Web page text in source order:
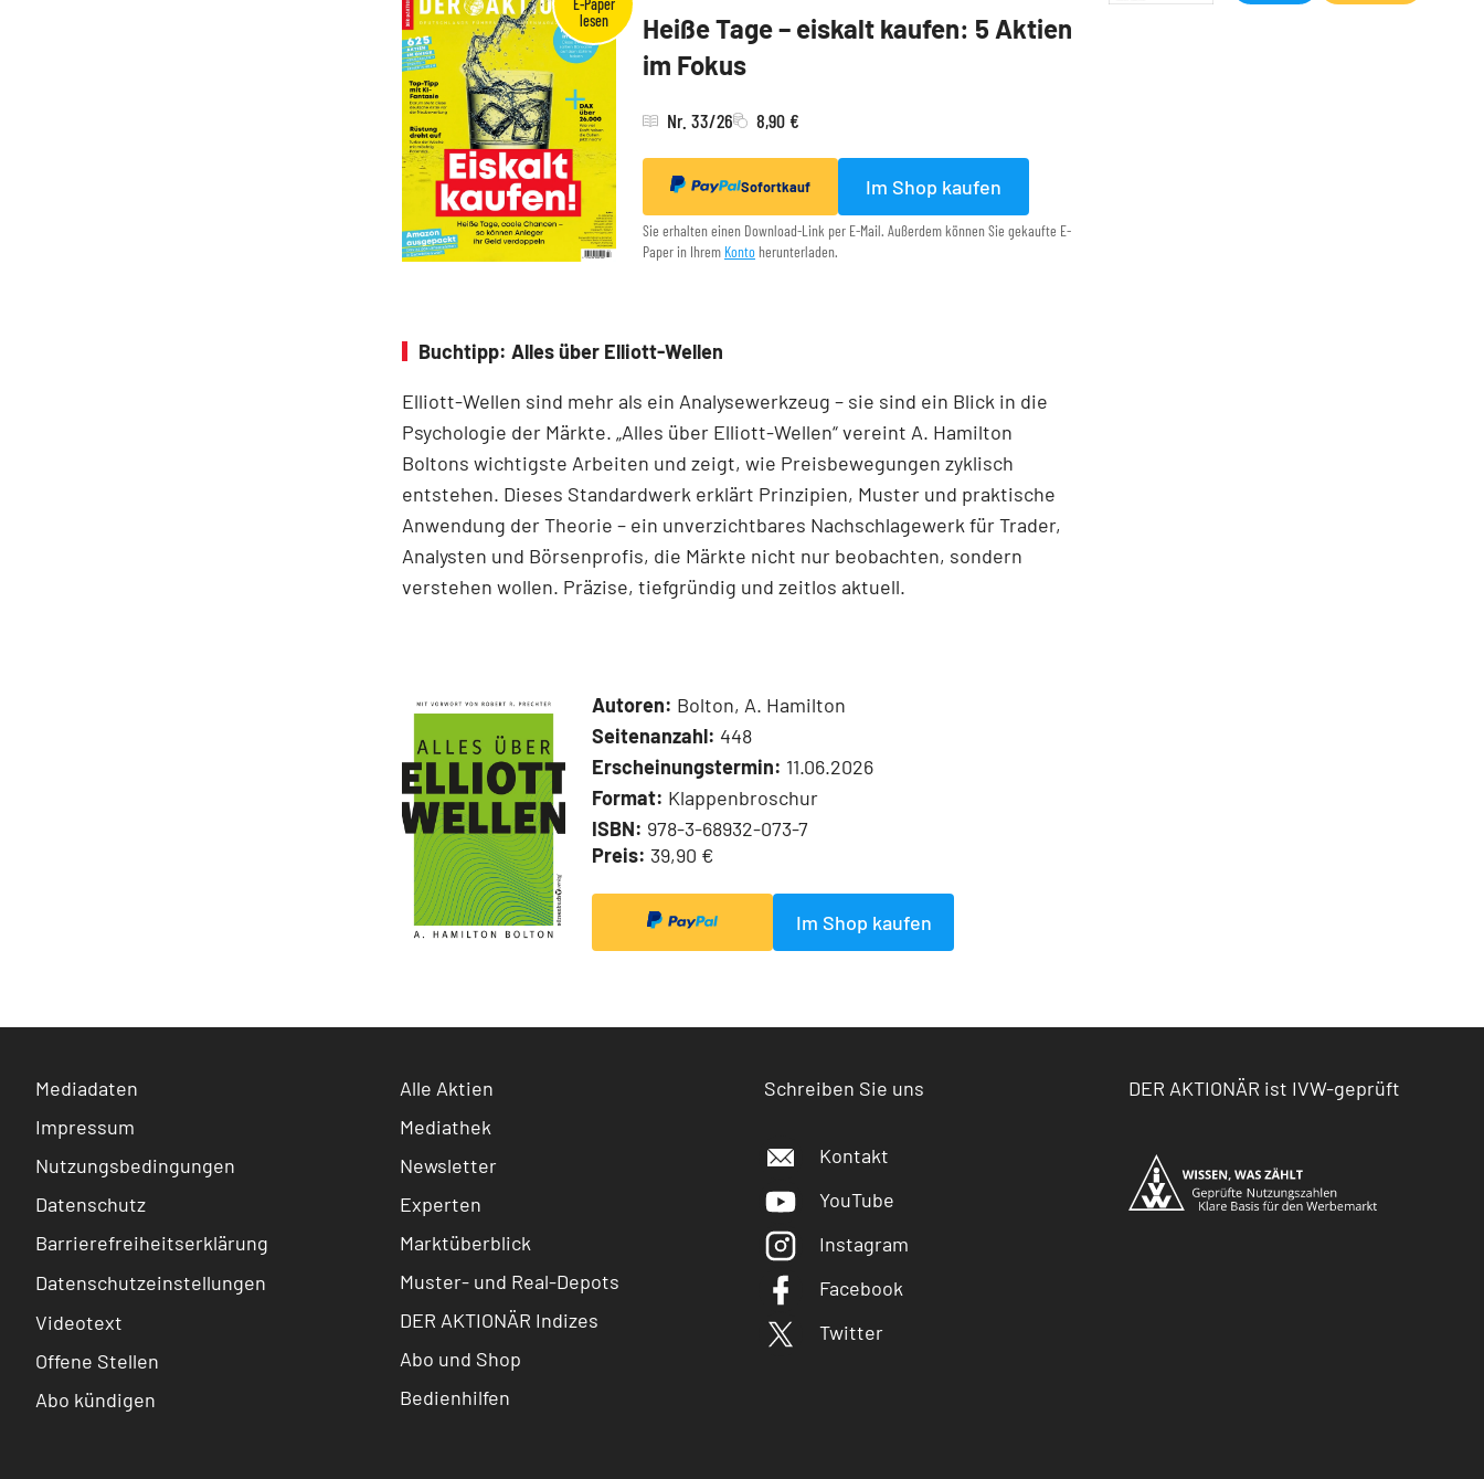
Heiße Tage – eiskalt kaufen: 5 Aktien
im Fokus
Nr. 33/26 8,90 €
Sofortkauf Im Shop kaufen
Sie erhalten einen Download-Link per E-Mail. Außerdem können Sie gekaufte E-
Paper in Ihrem Konto herunterladen.
Buchtipp: Alles über Elliott-Wellen
Elliott-Wellen sind mehr als ein Analysewerkzeug – sie sind ein Blick in die
Psychologie der Märkte. „Alles über Elliott-Wellen“ vereint A. Hamilton
Boltons wichtigste Arbeiten und zeigt, wie Preisbewegungen zyklisch
entstehen. Dieses Standardwerk erklärt Prinzipien, Muster und praktische
Anwendung der Theorie – ein unverzichtbares Nachschlagewerk für Trader,
Analysten und Börsenprofis, die Märkte nicht nur beobachten, sondern
verstehen wollen. Präzise, tiefgründig und zeitlos aktuell.
Autoren: Bolton, A. Hamilton
Seitenanzahl: 448
Erscheinungstermin: 11.06.2026
Format: Klappenbroschur
ISBN: 978-3-68932-073-7
Preis: 39,90 €
Im Shop kaufen
Mediadaten
Impressum
Nutzungsbedingungen
Datenschutz
Barrierefreiheitserklärung
Datenschutzeinstellungen
Videotext
Offene Stellen
Abo kündigen
Alle Aktien
Mediathek
Newsletter
Experten
Marktüberblick
Muster- und Real-Depots
DER AKTIONÄR Indizes
Abo und Shop
Bedienhilfen
Schreiben Sie uns
Kontakt
YouTube
Instagram
Facebook
Twitter
DER AKTIONÄR ist IVW-geprüft